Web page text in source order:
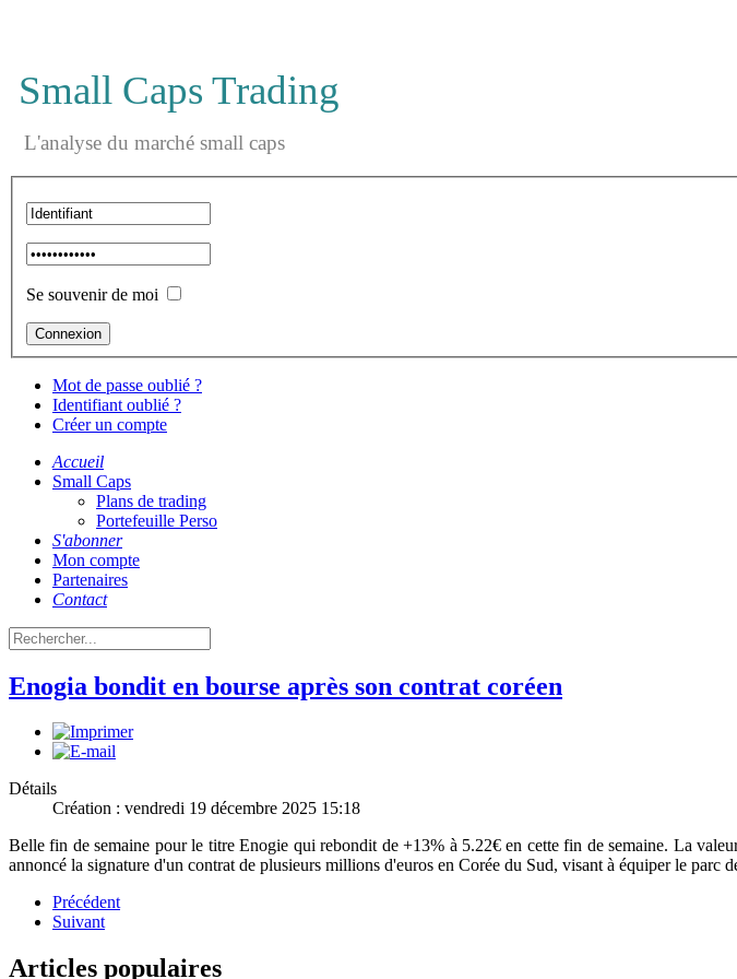
Small Caps Trading
L'analyse du marché small caps
Se souvenir de moi
Mot de passe oublié ?
Identifiant oublié ?
Créer un compte
Accueil
Small Caps
Plans de trading
Portefeuille Perso
S'abonner
Mon compte
Partenaires
Contact
Enogia bondit en bourse après son contrat coréen
Détails
Création : vendredi 19 décembre 2025 15:18
Belle fin de semaine pour le titre Enogie qui rebondit de +13% à 5.22€ en cette fin de semaine. La
annoncé la signature d'un contrat de plusieurs millions d'euros en Corée du Sud, visant à équiper le
Précédent
Suivant
Articles populaires